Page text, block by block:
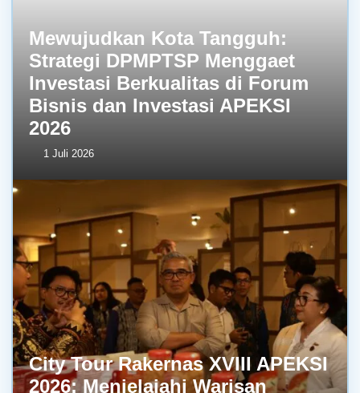
Mewujudkan Kota Tangguh:
Strategi DPMPTSP Menggaet
Investasi Berkualitas di Forum
Bisnis dan Investasi APEKSI
2026
1 Juli 2026
City Tour Rakernas XVIII APEKSI
2026: Menjelajahi Warisan